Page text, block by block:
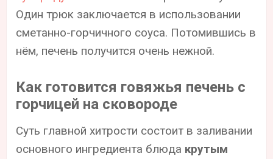
Один трюк заключается в использовании
сметанно-горчичного соуса. Потомившись в
нём, печень получится очень нежной.
Как готовится говяжья печень с
горчицей на сковороде
Суть главной хитрости состоит в заливании
основного ингредиента блюда крутым